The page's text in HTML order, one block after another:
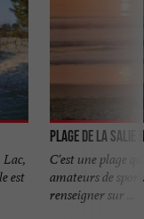
Lac,
est
Plage de la Salie
C'est une plage
amateurs de
renseigner sur ...